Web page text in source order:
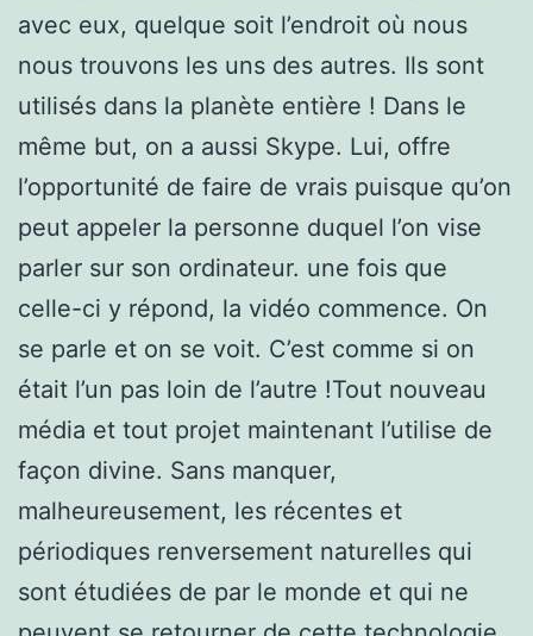
avec eux, quelque soit l’endroit où nous
nous trouvons les uns des autres. Ils sont
utilisés dans la planète entière ! Dans le
même but, on a aussi Skype. Lui, offre
l’opportunité de faire de vrais puisque qu’on
peut appeler la personne duquel l’on vise
parler sur son ordinateur. une fois que
celle-ci y répond, la vidéo commence. On
se parle et on se voit. C’est comme si on
était l’un pas loin de l’autre !Tout nouveau
média et tout projet maintenant l’utilise de
façon divine. Sans manquer,
malheureusement, les récentes et
périodiques renversement naturelles qui
sont étudiées de par le monde et qui ne